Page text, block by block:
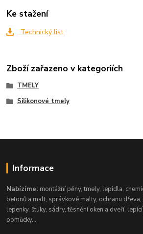
Ke stažení
Technický list
Zboží zařazeno v kategoriích
TMELY
Silikonové tmely
Informace
Nabízíme: montážní pěny, tmely, lepidla,
betonů a malt, správkové malty, ochranu
lepenky, štuky, sádry, těsnění oken a dveří,
pomůcky...